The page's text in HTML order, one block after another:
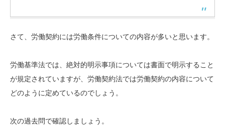
さて、労働契約には労働条件についての内容が多いと思います。
労働基準法では、絶対的明示事項については書面で明示すること
が規定されていますが、労働契約法では労働契約の内容について
どのように定めているのでしょう。
次の過去問で確認しましょう。